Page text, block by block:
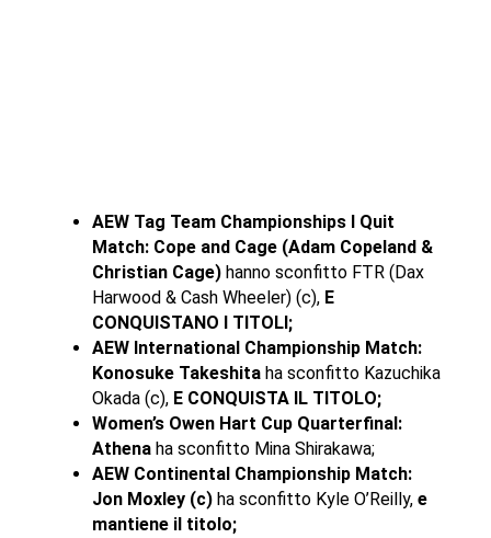
AEW Tag Team Championships I Quit
Match: Cope and Cage (Adam Copeland &
Christian Cage)hanno sconfitto FTR (Dax
Harwood & Cash Wheeler) (c), E
CONQUISTANO I TITOLI;
AEW International Championship Match:
Konosuke Takeshitaha sconfitto Kazuchika
Okada (c), E CONQUISTA IL TITOLO;
Women’s Owen Hart Cup Quarterfinal:
Athenaha sconfitto Mina Shirakawa;
AEW Continental Championship Match:
Jon Moxley (c)ha sconfitto Kyle O’Reilly, e
mantiene il titolo;